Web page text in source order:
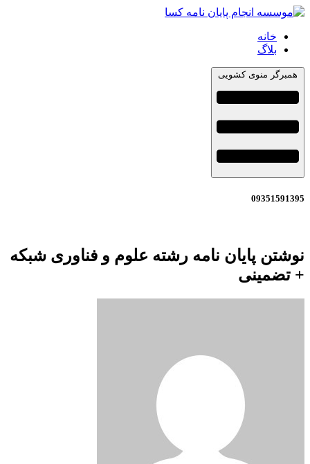
خانه
بلاگ
همبرگر منوی کشویی
09351591395
نوشتن پایان نامه رشته علوم و فناوری شبکه
+ تضمینی